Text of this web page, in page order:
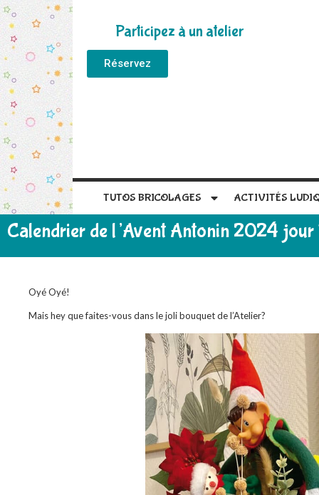
Participez à un atelier
Réservez
TUTOS BRICOLAGES ACTIVITÉS
Calendrier de l’Avent Antonin 2024 jour
Oyé Oyé!
Mais hey que faites-vous dans le joli bouquet de l’Atelier?